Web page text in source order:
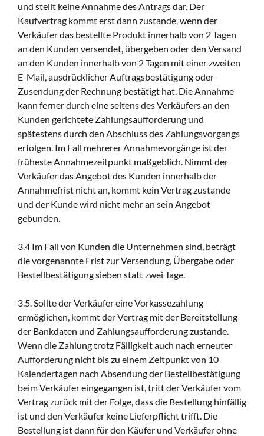
und stellt keine Annahme des Antrags dar. Der
Kaufvertrag kommt erst dann zustande, wenn der
Verkäufer das bestellte Produkt innerhalb von 2 Tagen
an den Kunden versendet, übergeben oder den Versand
an den Kunden innerhalb von 2 Tagen mit einer zweiten
E-Mail, ausdrücklicher Auftragsbestätigung oder
Zusendung der Rechnung bestätigt hat. Die Annahme
kann ferner durch eine seitens des Verkäufers an den
Kunden gerichtete Zahlungsaufforderung und
spätestens durch den Abschluss des Zahlungsvorgangs
erfolgen. Im Fall mehrerer Annahmevorgänge ist der
früheste Annahmezeitpunkt maßgeblich. Nimmt der
Verkäufer das Angebot des Kunden innerhalb der
Annahmefrist nicht an, kommt kein Vertrag zustande
und der Kunde wird nicht mehr an sein Angebot
gebunden.
3.4 Im Fall von Kunden die Unternehmen sind, beträgt
die vorgenannte Frist zur Versendung, Übergabe oder
Bestellbestätigung sieben statt zwei Tage.
3.5. Sollte der Verkäufer eine Vorkassezahlung
ermöglichen, kommt der Vertrag mit der Bereitstellung
der Bankdaten und Zahlungsaufforderung zustande.
Wenn die Zahlung trotz Fälligkeit auch nach erneuter
Aufforderung nicht bis zu einem Zeitpunkt von 10
Kalendertagen nach Absendung der Bestellbestätigung
beim Verkäufer eingegangen ist, tritt der Verkäufer vom
Vertrag zurück mit der Folge, dass die Bestellung hinfällig
ist und den Verkäufer keine Lieferpflicht trifft. Die
Bestellung ist dann für den Käufer und Verkäufer ohne